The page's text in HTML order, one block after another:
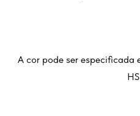
A cor pode ser especificada